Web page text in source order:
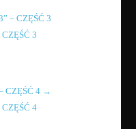
– CZĘŚĆ 3
3
CZĘŚĆ 4 →
4